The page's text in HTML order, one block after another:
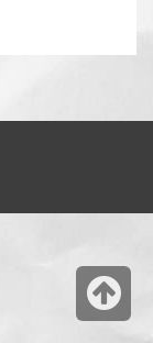
גלילה
לראש